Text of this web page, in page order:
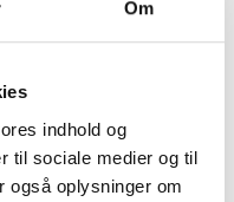
Om
indhold og
til sociale medier og til
også oplysninger om
Spisebordsstol
Metal